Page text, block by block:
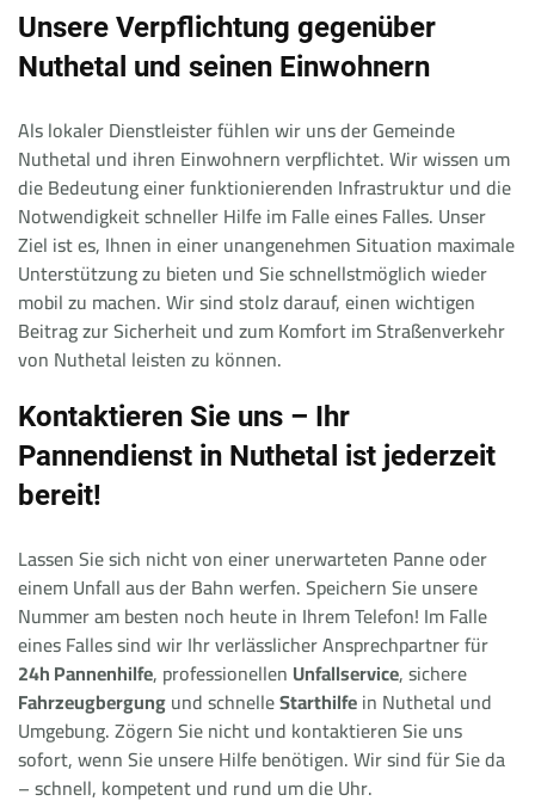
Unsere Verpflichtung gegenüber
Nuthetal und seinen Einwohnern
Als lokaler Dienstleister fühlen wir uns der Gemeinde
Nuthetal und ihren Einwohnern verpflichtet. Wir wissen um
die Bedeutung einer funktionierenden Infrastruktur und die
Notwendigkeit schneller Hilfe im Falle eines Falles. Unser
Ziel ist es, Ihnen in einer unangenehmen Situation maximale
Unterstützung zu bieten und Sie schnellstmöglich wieder
mobil zu machen. Wir sind stolz darauf, einen wichtigen
Beitrag zur Sicherheit und zum Komfort im Straßenverkehr
von Nuthetal leisten zu können.
Kontaktieren Sie uns – Ihr
Pannendienst in Nuthetal ist jederzeit
bereit!
Lassen Sie sich nicht von einer unerwarteten Panne oder
einem Unfall aus der Bahn werfen. Speichern Sie unsere
Nummer am besten noch heute in Ihrem Telefon! Im Falle
eines Falles sind wir Ihr verlässlicher Ansprechpartner für
24h Pannenhilfe, professionellen Unfallservice, sichere
Fahrzeugbergungund schnelleStarthilfein Nuthetal und
Umgebung. Zögern Sie nicht und kontaktieren Sie uns
sofort, wenn Sie unsere Hilfe benötigen. Wir sind für Sie da
– schnell, kompetent und rund um die Uhr.